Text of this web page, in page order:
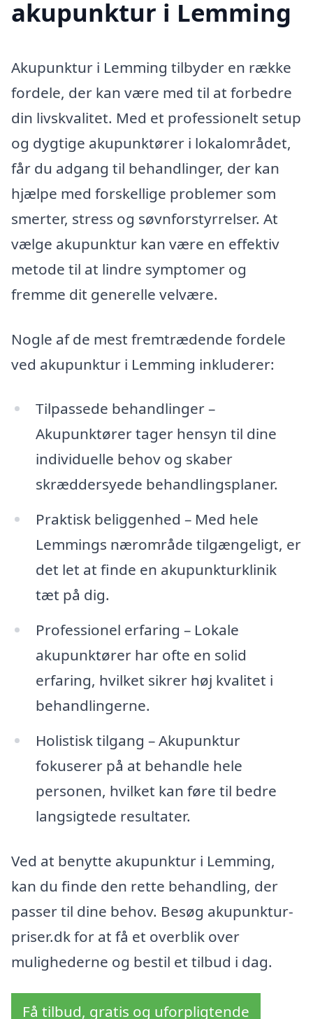
akupunktur i Lemming
Akupunktur i Lemming tilbyder en række
fordele, der kan være med til at forbedre
din livskvalitet. Med et professionelt setup
og dygtige akupunktører i lokalområdet,
får du adgang til behandlinger, der kan
hjælpe med forskellige problemer som
smerter, stress og søvnforstyrrelser. At
vælge akupunktur kan være en effektiv
metode til at lindre symptomer og
fremme dit generelle velvære.
Nogle af de mest fremtrædende fordele
ved akupunktur i Lemming inkluderer:
Tilpassede behandlinger –
Akupunktører tager hensyn til dine
individuelle behov og skaber
skræddersyede behandlingsplaner.
Praktisk beliggenhed – Med hele
Lemmings nærområde tilgængeligt, er
det let at finde en akupunkturklinik
tæt på dig.
Professionel erfaring – Lokale
akupunktører har ofte en solid
erfaring, hvilket sikrer høj kvalitet i
behandlingerne.
Holistisk tilgang – Akupunktur
fokuserer på at behandle hele
personen, hvilket kan føre til bedre
langsigtede resultater.
Ved at benytte akupunktur i Lemming,
kan du finde den rette behandling, der
passer til dine behov. Besøg akupunktur-
priser.dk for at få et overblik over
mulighederne og bestil et tilbud i dag.
Få tilbud, gratis og uforpligtende